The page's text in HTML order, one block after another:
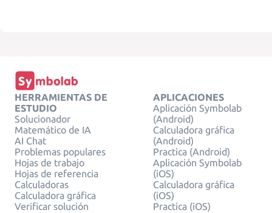
HERRAMIENTAS DE
ESTUDIO
Solucionador
Matemático de IA
AI Chat
Problemas populares
Hojas de trabajo
Hojas de referencia
Calculadoras
Calculadora gráfica
Verificar solución
APLICACIONES
Aplicación Symbolab
(Android)
Calculadora gráfica
(Android)
Practica (Android)
Aplicación Symbolab
(iOS)
Calculadora gráfica
(iOS)
Practica (iOS)